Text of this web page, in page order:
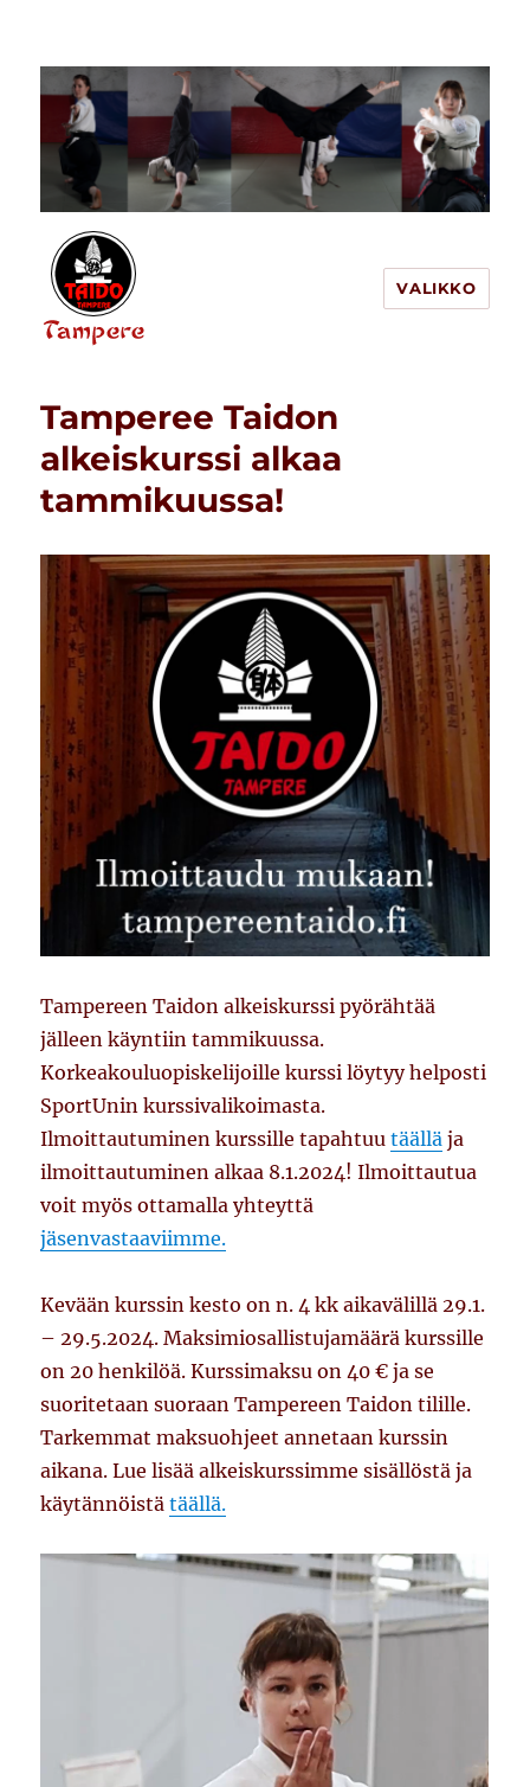
VALIKKO
Tamperee Taidon
alkeiskurssi alkaa
tammikuussa!
Tampereen Taidon alkeiskurssi pyörähtää
jälleen käyntiin tammikuussa.
Korkeakouluopiskelijoille kurssi löytyy helposti
SportUnin kurssivalikoimasta.
Ilmoittautuminen kurssille tapahtuutäällä ja
ilmoittautuminen alkaa 8.1.2024! Ilmoittautua
voit myös ottamalla yhteyttä
jäsenvastaaviimme.
Kevään kurssin kesto on n. 4 kk aikavälillä 29.1.
– 29.5.2024. Maksimiosallistujamäärä kurssille
on 20 henkilöä. Kurssimaksu on 40 € ja se
suoritetaan suoraan Tampereen Taidon tilille.
Tarkemmat maksuohjeet annetaan kurssin
aikana. Lue lisää alkeiskurssimme sisällöstä ja
käytännöistätäällä.